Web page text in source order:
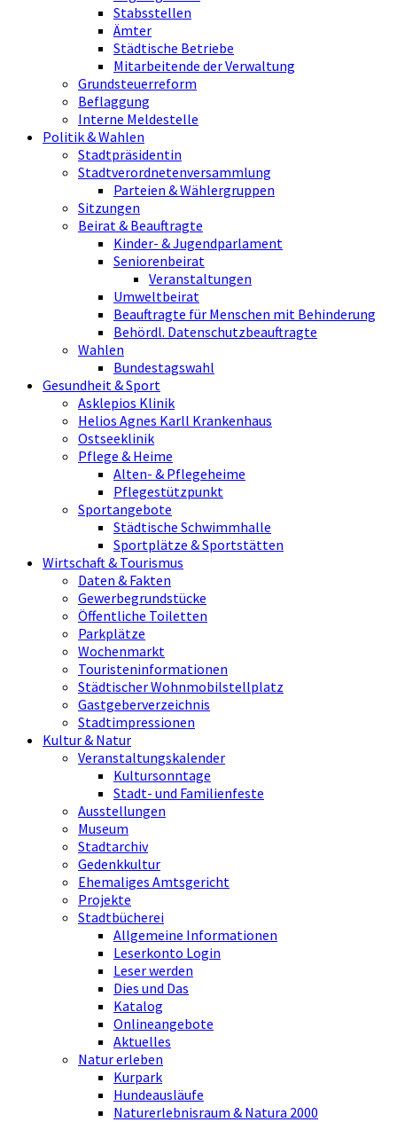
Stabsstellen
Ämter
Städtische Betriebe
Mitarbeitende der Verwaltung
Grundsteuerreform
Beflaggung
Interne Meldestelle
Politik & Wahlen
Stadtpräsidentin
Stadtverordnetenversammlung
Parteien & Wählergruppen
Sitzungen
Beirat & Beauftragte
Kinder- & Jugendparlament
Seniorenbeirat
Veranstaltungen
Umweltbeirat
Beauftragte für Menschen mit Behinderung
Behördl. Datenschutzbeauftragte
Wahlen
Bundestagswahl
Gesundheit & Sport
Asklepios Klinik
Helios Agnes Karll Krankenhaus
Ostseeklinik
Pflege & Heime
Alten- & Pflegeheime
Pflegestützpunkt
Sportangebote
Städtische Schwimmhalle
Sportplätze & Sportstätten
Wirtschaft & Tourismus
Daten & Fakten
Gewerbegrundstücke
Öffentliche Toiletten
Parkplätze
Wochenmarkt
Touristeninformationen
Städtischer Wohnmobilstellplatz
Gastgeberverzeichnis
Stadtimpressionen
Kultur & Natur
Veranstaltungskalender
Kultursonntage
Stadt- und Familienfeste
Ausstellungen
Museum
Stadtarchiv
Gedenkkultur
Ehemaliges Amtsgericht
Projekte
Stadtbücherei
Allgemeine Informationen
Leserkonto Login
Leser werden
Dies und Das
Katalog
Onlineangebote
Aktuelles
Natur erleben
Kurpark
Hundeausläufe
Naturerlebnisraum & Natura 2000